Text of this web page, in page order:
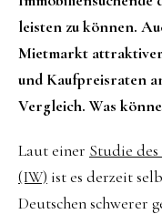
leisten zu können.
Mietmarkt attraktiver
und Kaufpreisraten
Vergleich. Was
Laut einer Studie
(IW) ist es derzeit
Deutschen schwerer